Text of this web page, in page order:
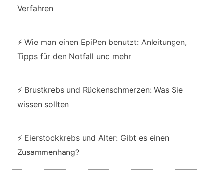
Verfahren
⚡ Wie man einen EpiPen benutzt: Anleitungen,
Tipps für den Notfall und mehr
⚡ Brustkrebs und Rückenschmerzen: Was Sie
wissen sollten
⚡ Eierstockkrebs und Alter: Gibt es einen
Zusammenhang?